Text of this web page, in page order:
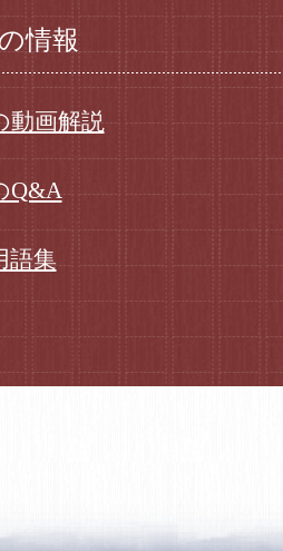
情報
動画解説
Q&A
語集